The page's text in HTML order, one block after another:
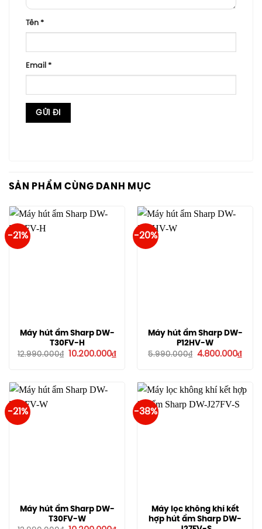
Tên *
Email *
SẢN PHẨM CÙNG DANH MỤC
-21%
Máy hút ẩm Sharp DW-
T30FV-H
12.990.000₫ Giá
10.200.000₫Giá
10.200.000₫.
-20%
Máy hút ẩm Sharp DW-
P12HV-W
5.990.000₫ Giá
4.800.000₫Giá
-21%
Máy hút ẩm Sharp DW-
T30FV-W
-38%
Máy lọc không khí kết
hợp hút ẩm Sharp DW-